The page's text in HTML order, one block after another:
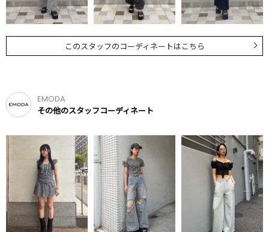
このスタッフのコーディネートはこちら
EMODA
その他のスタッフコーディネート